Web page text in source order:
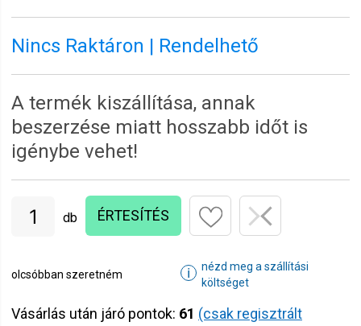
Nincs Raktáron | Rendelhető
A termék kiszállítása, annak
beszerzése miatt hosszabb időt is
igénybe vehet!
db ÉRTESÍTÉS
olcsóbban szeretném ℹ
nézd meg a szállítási
költséget
Vásárlás után járó pontok: 61 (csak regisztrált